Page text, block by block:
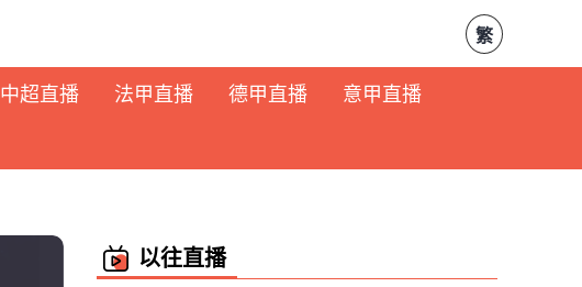
繁
中超直播 法甲直播 德甲直播
意甲直播
以往直播